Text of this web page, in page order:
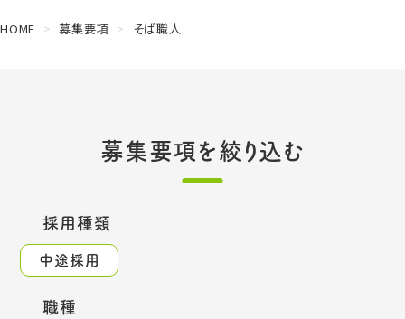
HOME 募集要項 そば職人
募集要項を絞り込む
採用種類
中途採用
職種